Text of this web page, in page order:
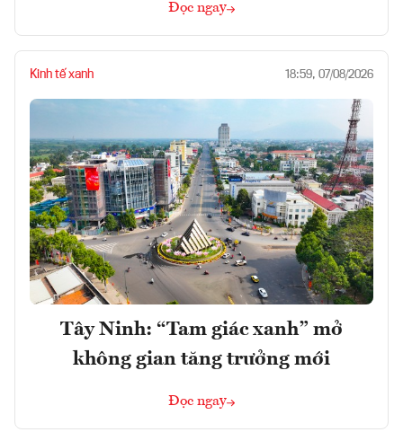
Đọc ngay
Kinh tế xanh 18:59, 07/08/2026
Tây Ninh: “Tam giác xanh” mở
không gian tăng trưởng mới
Đọc ngay